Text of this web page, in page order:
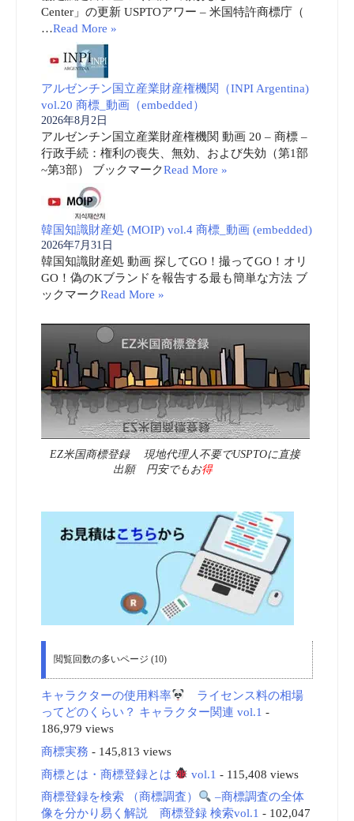
Center」の更新 USPTOアワー – 米国特許商標庁（
…Read More »
アルゼンチン国立産業財産権機関（INPI Argentina)
vol.20 商標_動画（embedded）
2026年8月2日
アルゼンチン国立産業財産権機関 動画 20 – 商標 –
行政手続：権利の喪失、無効、および失効（第1部
~第3部） ブックマークRead More »
韓国知識財産処 (MOIP) vol.4 商標_動画 (embedded)
2026年7月31日
韓国知識財産処 動画 探してGO！撮ってGO！オリ
GO！偽のKブランドを報告する最も簡単な方法 ブ
ックマークRead More »
EZ米国商標登録 現地代理人不要でUSPTOに直接
出願 円安でもお得
閲覧回数の多いページ (10)
キャラクターの使用料率
ライセンス料の相場
ってどのくらい？ キャラクター関連 vol.1 -
186,979 views
商標実務 - 145,813 views
商標とは・商標登録とは
vol.1 - 115,408 views
商標登録を検索 （商標調査）
–商標調査の全体
像を分かり易く解説 商標登録 検索vol.1 - 102,047